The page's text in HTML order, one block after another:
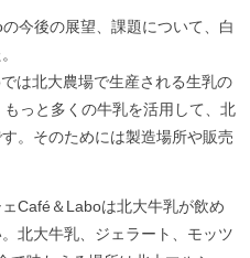
今後の展望、課題について、白
は北大農場で生産される生乳の
っと多くの牛乳を活用して、北
。そのためには製造場所や販売
Café＆Laboは北大牛乳が飲め
北大牛乳、ジェラート、モッツ